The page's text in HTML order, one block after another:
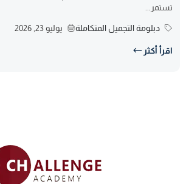
تستمر...
دبلومة التجميل المتكاملة يوليو 23, 2026
اقرأ أكثر